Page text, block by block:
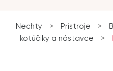
Nechty > Prístroje >
kotúčiky a nástavce
>